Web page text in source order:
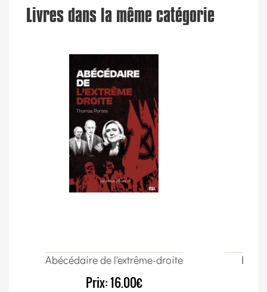
Livres dans la même catégorie
Abécédaire de l'extrême-droite
Prix:16.00€